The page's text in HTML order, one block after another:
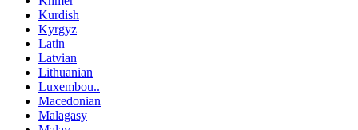
Kurdish
Kyrgyz
Latin
Latvian
Lithuanian
Luxembou..
Macedonian
Malagasy